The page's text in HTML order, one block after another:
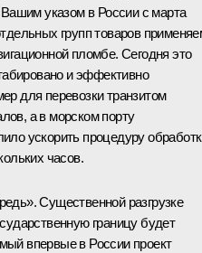
Вашим указом в России с марта
групп товаров
пломбе. Сегодня это
и эффективно
для перевозки транзитом
а в морском порту
ускорить процедуру
часов.
Существенной разгрузке
границу будет
впервые в России проект